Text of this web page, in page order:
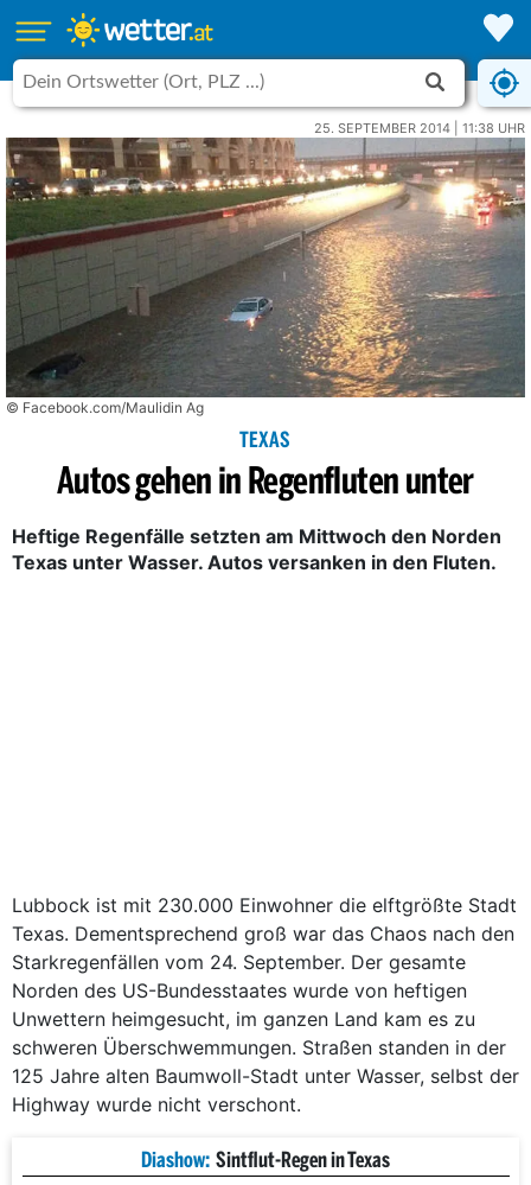
25. SEPTEMBER 2014 | 11:38 UHR
© Facebook.com/Maulidin Ag
TEXAS
Autos gehen in Regenfluten unter
Heftige Regenfälle setzten am Mittwoch den Norden
Texas unter Wasser. Autos versanken in den Fluten.
Lubbock ist mit 230.000 Einwohner die elftgrößte Stadt
Texas. Dementsprechend groß war das Chaos nach den
Starkregenfällen vom 24. September. Der gesamte
Norden des US-Bundesstaates wurde von heftigen
Unwettern heimgesucht, im ganzen Land kam es zu
schweren Überschwemmungen. Straßen standen in der
125 Jahre alten Baumwoll-Stadt unter Wasser, selbst der
Highway wurde nicht verschont.
Diashow: Sintflut-Regen in Texas